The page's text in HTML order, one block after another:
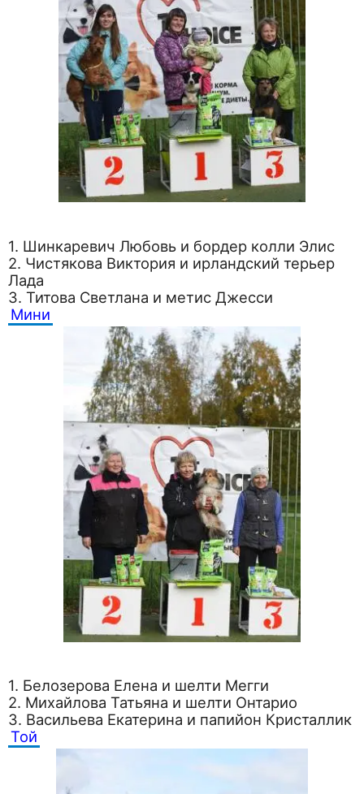
1. Шинкаревич Любовь и бордер колли Элис
2. Чистякова Виктория и ирландский терьер
Лада
3. Титова Светлана и метис Джесси
Мини
1. Белозерова Елена и шелти Мегги
2. Михайлова Татьяна и шелти Онтарио
3. Васильева Екатерина и папийон Кристаллик
Той